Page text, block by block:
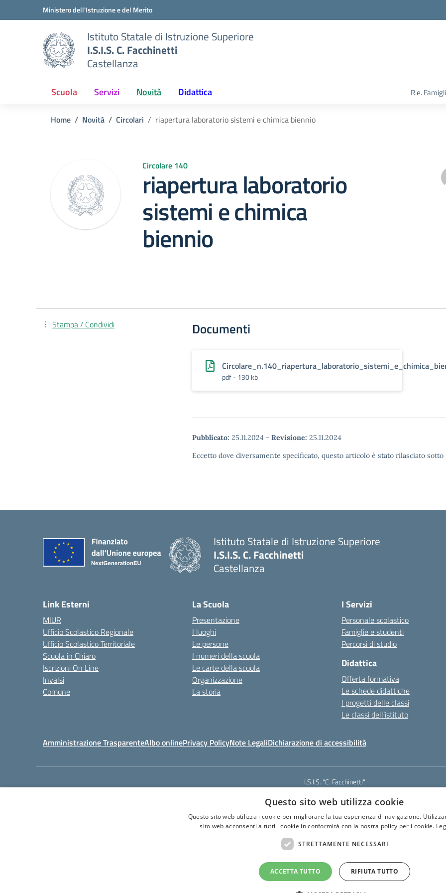
Vai ai contenuti
Vai al menu di navigazioneMinistero dell'Istruzione e del Merito
Istituto Statale di Istruzione Superiore
I.S.I.S. C. Facchinetti
Castellanza
Scuola Servizi Novità Didattica R.e.
Home Novità Circolari riapertura laboratorio sistemi e chimica biennio
Circolare 140
riapertura laboratorio
sistemi e chimica
biennio
Documenti
pdf - 130 kb
Pubblicato: 25.11.2024 - Revisione: 25.11.2024
Eccetto dove diversamente specificato, questo articolo è stato rilasciato
Stampa / Condividi
Istituto Statale di Istruzione Superiore
I.S.I.S. C. Facchinetti
Castellanza
Link Esterni
MIUR
Ufficio Scolastico Regionale
Ufficio Scolastico Territoriale
Scuola in Chiaro
Iscrizioni On Line
Invalsi
Comune
La Scuola
Presentazione
I luoghi
Le persone
I numeri della scuola
Le carte della scuola
Organizzazione
La storia
I Servizi
Personale scolastico
Famiglie e studenti
Percorsi di studio
Didattica
Offerta formativa
Le schede didattiche
I progetti delle classi
Le classi dell’istituto
Amministrazione TrasparenteAlbo onlinePrivacy PolicyNote LegaliDichiarazione di accessibilità
I.S.I.S. "C. Facchinetti"
Tel. 0331 635718 - E-mail: vais01900e@istruzione.it - Pec:
Codice meccanografico: VAIS01900E
Codice Fiscale: 81009250127
CUF: UF6U6C
Questo sito web utilizza cookie
Questo sito web utilizza i cookie per migliorare la tua esperienza di navigazione.
sito web acconsenti a tutti i cookie in conformità con la nostra policy per i cookie.
STRETTAMENTE NECESSARI
ACCETTA TUTTO RIFIUTA TUTTO